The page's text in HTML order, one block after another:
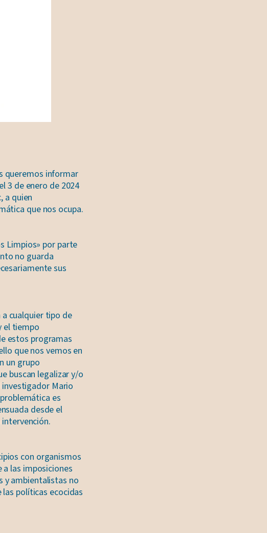
queremos informar
3 de enero de 2024
a quien
que nos ocupa.
Limpios» por parte
no guarda
sus
cualquier tipo de
el tiempo
estos programas
que nos vemos en
un grupo
buscan legalizar y/o
investigador Mario
es
desde el
con organismos
las imposiciones
y ambientalistas no
políticas ecocidas